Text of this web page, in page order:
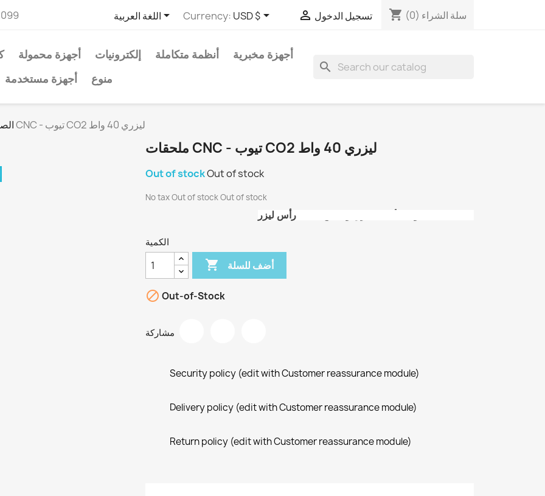
اللغة العربية Currency: USD $  تسجيل الدخول shopping_cart سلة الشراء (0)
أجهزة محمولة إلكترونيات أنظمة متكاملة
أجهزة مخبرية
أجهزة مستخدمة منوع
search
ملحقات CNC - تيوب CO2 ليزري 40 واط
ملحقات CNC - تيوب CO2 ليزري 40 واط
Out of stockOut of stock
No taxOut of stockOut of stock
الكمية
 أضف للسلة
 Out-of-Stock
مشاركة
Security policy (edit with Customer reassurance module)
Delivery policy (edit with Customer reassurance module)
Return policy (edit with Customer reassurance module)